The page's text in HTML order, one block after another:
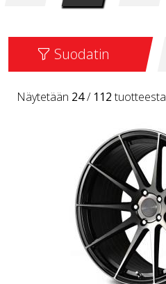
Suodatin
Näytetään 24/ 112tuotteesta